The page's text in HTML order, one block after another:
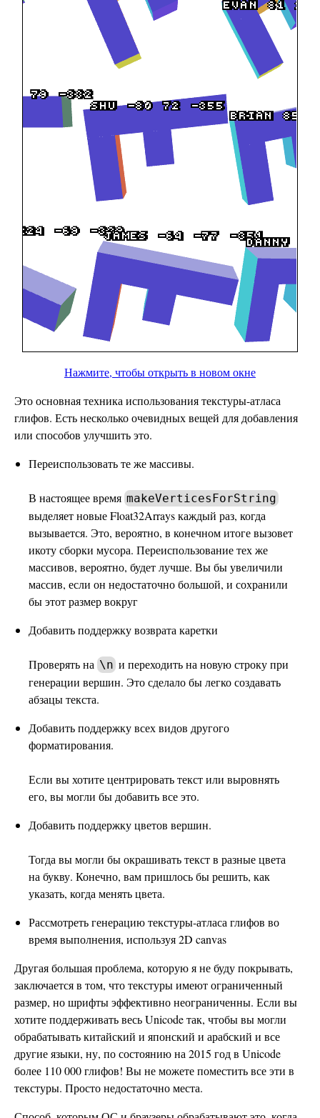
Нажмите, чтобы открыть в новом окне
Это основная техника использования текстуры-атласа
глифов. Есть несколько очевидных вещей для добавления
или способов улучшить это.
Переиспользовать те же массивы.
В настоящее время makeVerticesForString
выделяет новые Float32Arrays каждый раз, когда
вызывается. Это, вероятно, в конечном итоге вызовет
икоту сборки мусора. Переиспользование тех же
массивов, вероятно, будет лучше. Вы бы увеличили
массив, если он недостаточно большой, и сохранили
бы этот размер вокруг
Добавить поддержку возврата каретки
Проверять на \n и переходить на новую строку при
генерации вершин. Это сделало бы легко создавать
абзацы текста.
Добавить поддержку всех видов другого
форматирования.
Если вы хотите центрировать текст или выровнять
его, вы могли бы добавить все это.
Добавить поддержку цветов вершин.
Тогда вы могли бы окрашивать текст в разные цвета
на букву. Конечно, вам пришлось бы решить, как
указать, когда менять цвета.
Рассмотреть генерацию текстуры-атласа глифов во
время выполнения, используя 2D canvas
Другая большая проблема, которую я не буду покрывать,
заключается в том, что текстуры имеют ограниченный
размер, но шрифты эффективно неограниченны. Если вы
хотите поддерживать весь Unicode так, чтобы вы могли
обрабатывать китайский и японский и арабский и все
другие языки, ну, по состоянию на 2015 год в Unicode
более 110 000 глифов! Вы не можете поместить все эти в
текстуры. Просто недостаточно места.